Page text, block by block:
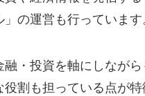
の運営も行っています
融・投資を軸にしながら
割も担っている点が特